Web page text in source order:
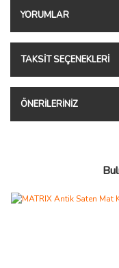
YORUMLAR
TAKSIT SEÇENEKLERI
ÖNERILERINIZ